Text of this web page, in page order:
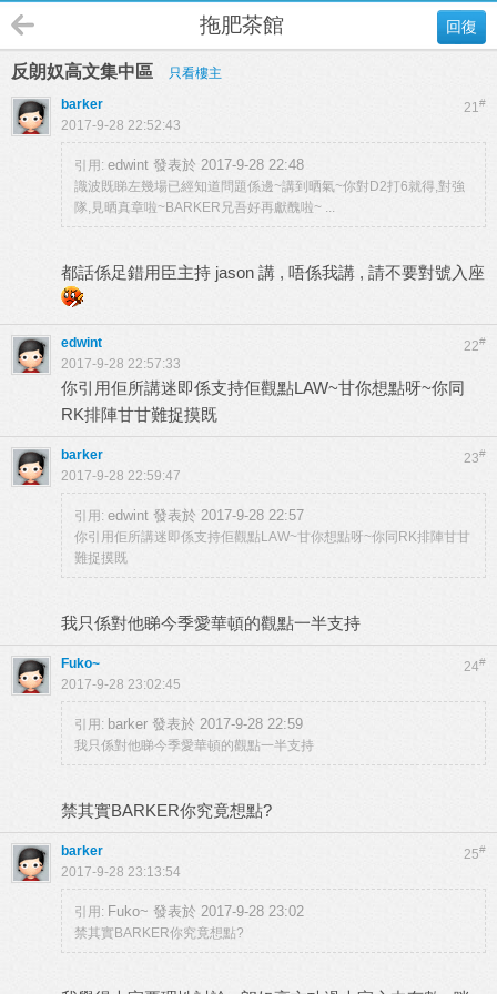
回復
拖肥茶館
反朗奴高文集中區 只看樓主
21#
barker
2017-9-28 22:52:43
引用: edwint 發表於 2017-9-28 22:48
識波既睇左幾場已經知道問題係邊~講到晒氣~你對D2打6就得,對強
隊,見晒真章啦~BARKER兄吾好再獻醜啦~ ...
都話係足錯用臣主持 jason 講 , 唔係我講 , 請不要對號入座
22#
edwint
2017-9-28 22:57:33
你引用佢所講迷即係支持佢觀點LAW~甘你想點呀~你同
RK排陣甘甘難捉摸既
23#
barker
2017-9-28 22:59:47
引用: edwint 發表於 2017-9-28 22:57
你引用佢所講迷即係支持佢觀點LAW~甘你想點呀~你同RK排陣甘甘
難捉摸既
我只係對他睇今季愛華頓的觀點一半支持
24#
Fuko~
2017-9-28 23:02:45
引用: barker 發表於 2017-9-28 22:59
我只係對他睇今季愛華頓的觀點一半支持
禁其實BARKER你究竟想點?
25#
barker
2017-9-28 23:13:54
引用: Fuko~ 發表於 2017-9-28 23:02
禁其實BARKER你究竟想點?